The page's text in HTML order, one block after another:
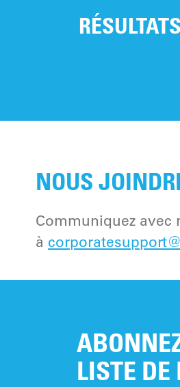
RÉSULTATS
NOUS
Communiquez avec
à
LISTE DE